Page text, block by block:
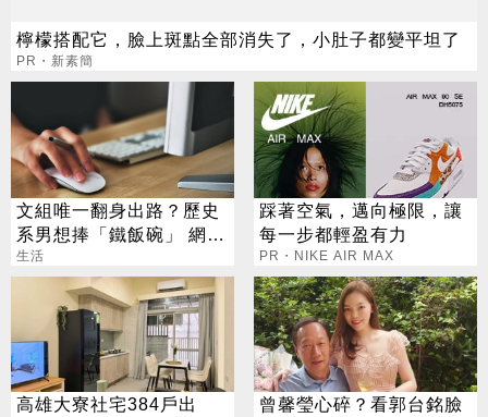
檸檬搭配它，臉上斑點全部消失了，小肚子都變平坦了
PR・新素簡
文組唯一翻身出路？歷史
系男想捧「鐵飯碗」 網
勸：眼光太狹隘
生活
踩著空氣，邁向極限，讓
每一步都輕盈有力
PR・NIKE AIR MAX
高雄大寮社宅384戶出
曾馨瑩心碎？看郭台銘臉